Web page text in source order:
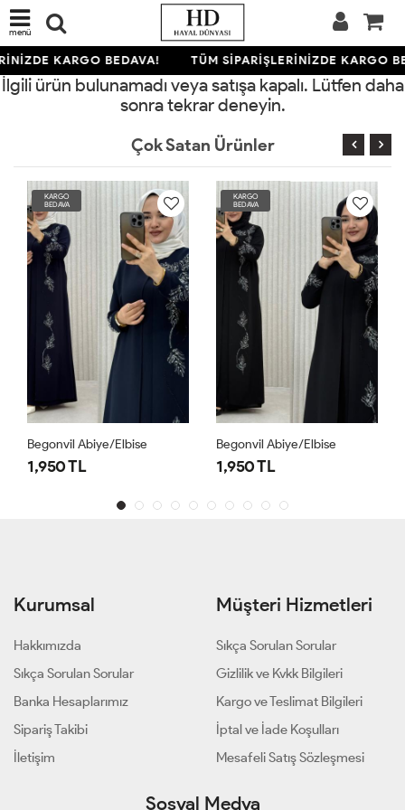
menü
KARGO BEDAVA! TÜM SİPARİŞLERİNİZDE KARGO
İlgili ürün bulunamadı veya satışa kapalı. Lütfen daha
sonra tekrar deneyin.
Çok Satan Ürünler
KARGO
BEDAVA
Begonvil Abiye/Elbise
1,950 TL
KARGO
BEDAVA
Begonvil Abiye/Elbise
1,950 TL
Kurumsal
Hakkımızda
Sıkça Sorulan Sorular
Banka Hesaplarımız
Sipariş Takibi
İletişim
Müşteri Hizmetleri
Sıkça Sorulan Sorular
Gizlilik ve Kvkk Bilgileri
Kargo ve Teslimat Bilgileri
İptal ve İade Koşulları
Mesafeli Satış Sözleşmesi
Sosyal Medya